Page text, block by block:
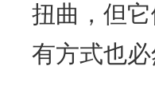
扭曲，但
有方式也必